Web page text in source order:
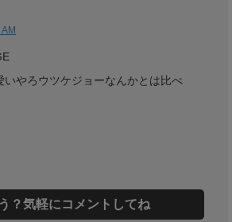
いやろウツケジョーなんかとは比べ
？気軽にコメントしてね